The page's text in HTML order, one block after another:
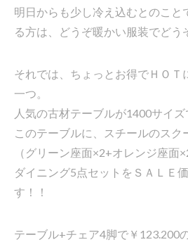
明日からも少し冷え込むとのこと
る方は、どうぞ暖かい服装でどう
それでは、ちょっとお得でＨＯＴ
一つ。
人気の古材テーブルが1400サイズ
このテーブルに、スチールのスク
（グリーン座面×2+オレンジ座面
ダイニング5点セットをＳＡＬＥ
す！！
テーブル+チェア4脚で￥123.200